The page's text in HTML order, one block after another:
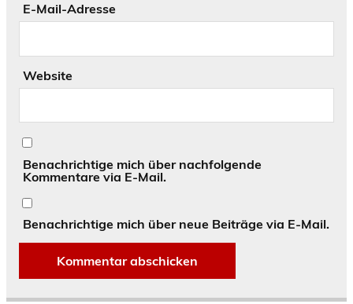
E-Mail-Adresse
Website
Benachrichtige mich über nachfolgende
Kommentare via E-Mail.
Benachrichtige mich über neue Beiträge via E-Mail.